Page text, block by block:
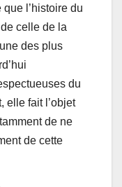
l’histoire du
celle de la
des plus
du
elle fait l’objet
de ne
de cette